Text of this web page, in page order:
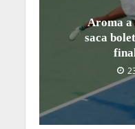
Aroma a
saca